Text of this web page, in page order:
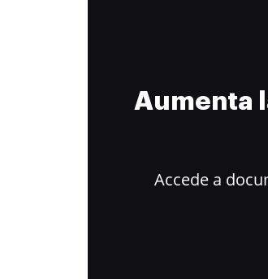
Aumenta
Accede a